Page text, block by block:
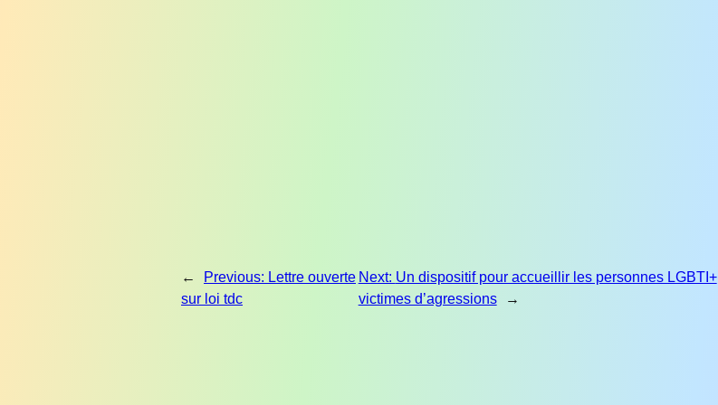
← Previous: Lettre ouverte
sur loi tdc
Next: Un dispositif pour accueillir les personnes LGBTI+
victimes d’agressions
→